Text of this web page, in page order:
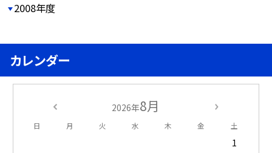
2008年度
カレンダー
2026年8月
日 月 火 水 木 金 土
1